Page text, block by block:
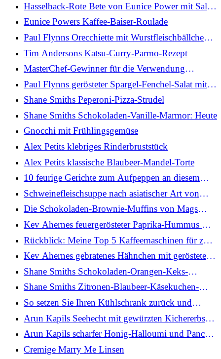
Hasselback-Rote Bete von Eunice Power mit Salsa
Verde und Ingwer-Limetten-Butter
Eunice Powers Kaffee-Baiser-Roulade
Paul Flynns Orecchiette mit Wurstfleischbällchen,
Pfeffercreme und Thymian
Tim Andersons Katsu-Curry-Parmo-Rezept
MasterChef-Gewinner für die Verwendung
japanischer Zutaten beim Kochen
Paul Flynns gerösteter Spargel-Fenchel-Salat mit
Toonsbridge-Mozzarella
Shane Smiths Peperoni-Pizza-Strudel
Shane Smiths Schokoladen-Vanille-Marmor: Heute
Gnocchi mit Frühlingsgemüse
Alex Petits klebriges Rinderbruststück
Alex Petits klassische Blaubeer-Mandel-Torte
10 feurige Gerichte zum Aufpeppen an diesem
Wochenende
Schweinefleischsuppe nach asiatischer Art von
Mags Roche
Die Schokoladen-Brownie-Muffins von Mags
Roche
Kev Ahernes feuergerösteter Paprika-Hummus mit
Kräuter-Feta und Fladenbrot
Rückblick: Meine Top 5 Kaffeemaschinen für zu
Hause im Jahr 2026
Kev Ahernes gebratenes Hähnchen mit gerösteter
Knoblauch-Aioli
Shane Smiths Schokoladen-Orangen-Keks-
Sandwiches: Heute
Shane Smiths Zitronen-Blaubeer-Käsekuchen-
Laib: Heute
So setzen Sie Ihren Kühlschrank zurück und
organisieren jedes Regal
Arun Kapils Seehecht mit gewürzten Kichererbsen:
Heute
Arun Kapils scharfer Honig-Halloumi und Panch-
Phoron-Tomaten: Heute
Cremige Marry Me Linsen